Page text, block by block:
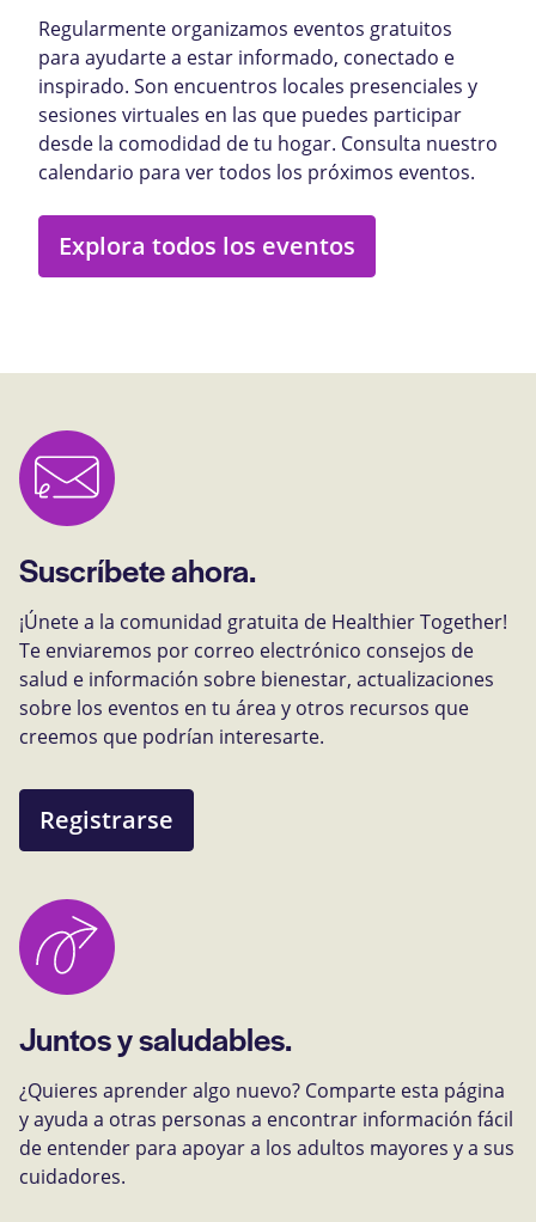
Regularmente organizamos eventos gratuitos
para ayudarte a estar informado, conectado e
inspirado. Son encuentros locales presenciales y
sesiones virtuales en las que puedes participar
desde la comodidad de tu hogar. Consulta nuestro
calendario para ver todos los próximos eventos.
Explora todos los eventos
Suscríbete ahora.
¡Únete a la comunidad gratuita de Healthier Together!
Te enviaremos por correo electrónico consejos de
salud e información sobre bienestar, actualizaciones
sobre los eventos en tu área y otros recursos que
creemos que podrían interesarte.
Registrarse
Juntos y saludables.
¿Quieres aprender algo nuevo? Comparte esta página
y ayuda a otras personas a encontrar información fácil
de entender para apoyar a los adultos mayores y a sus
cuidadores.